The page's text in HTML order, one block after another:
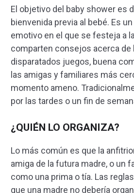
El objetivo del baby shower es
bienvenida previa al bebé. Es
emotivo en el que se festeja a
comparten consejos acerca de
disparatados juegos, buena
las amigas y familiares más
momento ameno.
por las tardes o un fin de
¿QUIÉN LO ORGANIZA?
Lo más común es que la
amiga de la futura madre, o un
como una prima o tía. Las
que una madre no debería